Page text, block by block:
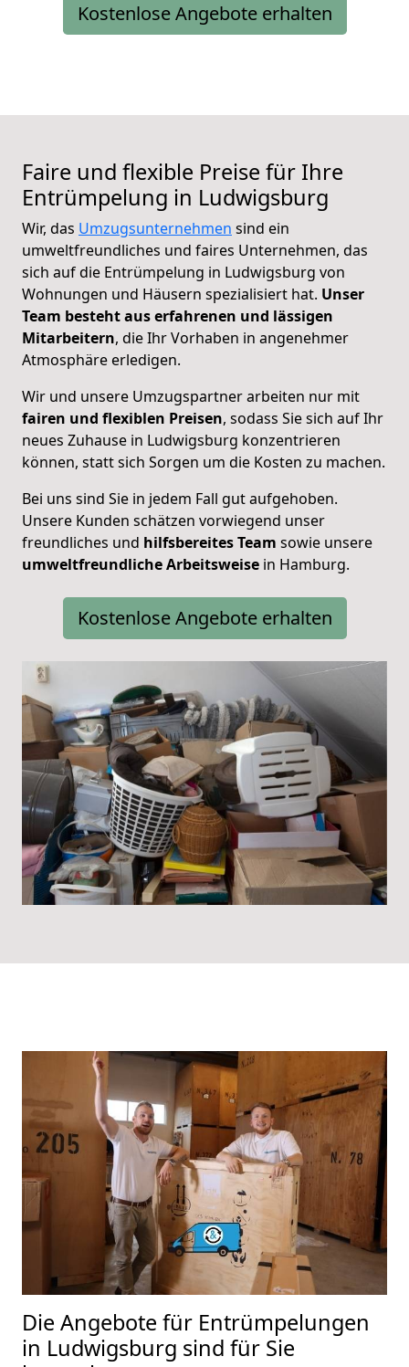
Kostenlose Angebote erhalten
Faire und flexible Preise für Ihre
Entrümpelung in Ludwigsburg
Wir, das Umzugsunternehmen sind ein
umweltfreundliches und faires Unternehmen, das
sich auf die Entrümpelung in Ludwigsburg von
Wohnungen und Häusern spezialisiert hat. Unser
Team besteht aus erfahrenen und lässigen
Mitarbeitern, die Ihr Vorhaben in angenehmer
Atmosphäre erledigen.
Wir und unsere Umzugspartner arbeiten nur mit
fairen und flexiblen Preisen, sodass Sie sich auf Ihr
neues Zuhause in Ludwigsburg konzentrieren
können, statt sich Sorgen um die Kosten zu machen.
Bei uns sind Sie in jedem Fall gut aufgehoben.
Unsere Kunden schätzen vorwiegend unser
freundliches und hilfsbereites Team sowie unsere
umweltfreundliche Arbeitsweise in Hamburg.
Kostenlose Angebote erhalten
Die Angebote für Entrümpelungen
in Ludwigsburg sind für Sie